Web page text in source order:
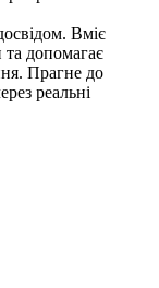
Вміє
та допомагає
Прагне до
реальні